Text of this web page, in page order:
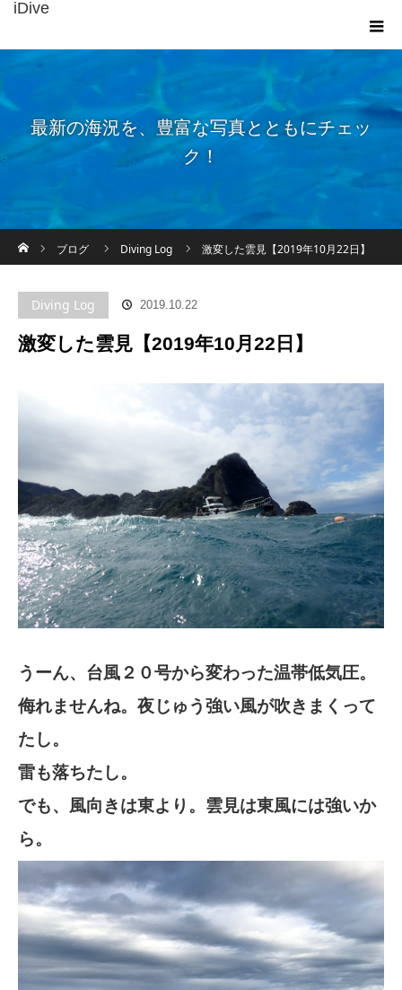
iDive
最新の海況を、豊富な写真とともにチェッ
ク！
ブログ
Diving Log 激変した雲見【2019年10月22日】
Diving Log 2019.10.22
激変した雲見【2019年10月22日】
うーん、台風２０号から変わった温帯低気圧。
侮れませんね。夜じゅう強い風が吹きまくって
たし。
雷も落ちたし。
でも、風向きは東より。雲見は東風には強いか
ら。